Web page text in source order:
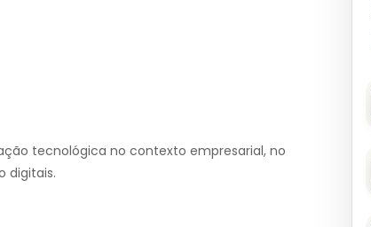
tecnológica no contexto empresarial, no
digitais.